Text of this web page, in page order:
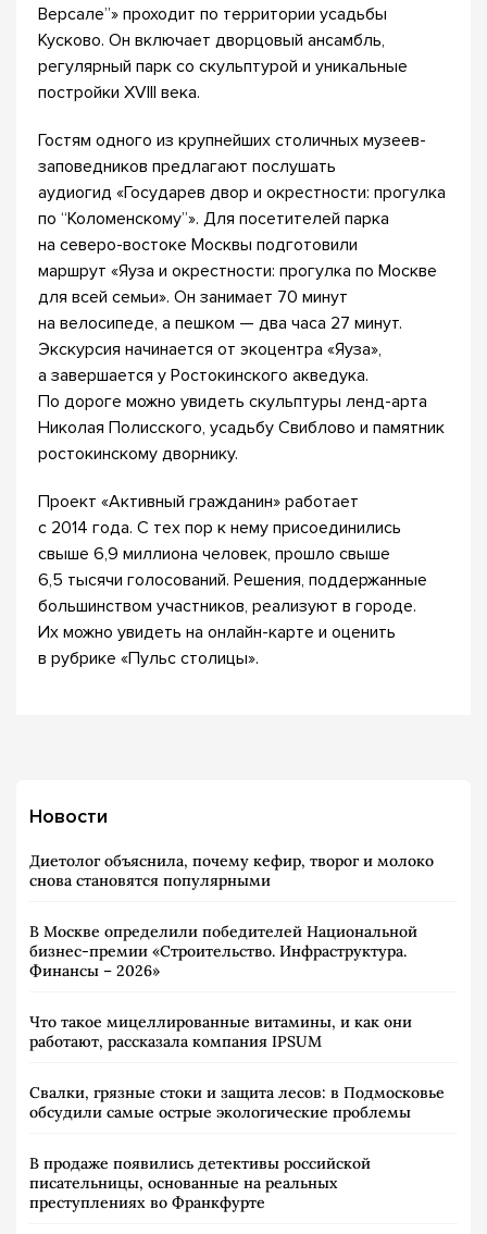
Версале”» проходит по территории усадьбы
Кусково. Он включает дворцовый ансамбль,
регулярный парк со скульптурой и уникальные
постройки XVIII века.
Гостям одного из крупнейших столичных музеев-
заповедников предлагают послушать
аудиогид «Государев двор и окрестности: прогулка
по “Коломенскому”». Для посетителей парка
на северо-востоке Москвы подготовили
маршрут «Яуза и окрестности: прогулка по Москве
для всей семьи». Он занимает 70 минут
на велосипеде, а пешком — два часа 27 минут.
Экскурсия начинается от экоцентра «Яуза»,
а завершается у Ростокинского акведука.
По дороге можно увидеть скульптуры ленд-арта
Николая Полисского, усадьбу Свиблово и памятник
ростокинскому дворнику.
Проект «Активный гражданин» работает
с 2014 года. С тех пор к нему присоединились
свыше 6,9 миллиона человек, прошло свыше
6,5 тысячи голосований. Решения, поддержанные
большинством участников, реализуют в городе.
Их можно увидеть на онлайн-карте и оценить
в рубрике «Пульс столицы».
Новости
Диетолог объяснила, почему кефир, творог и молоко
снова становятся популярными
В Москве определили победителей Национальной
бизнес-премии «Строительство. Инфраструктура.
Финансы – 2026»
Что такое мицеллированные витамины, и как они
работают, рассказала компания IPSUM
Свалки, грязные стоки и защита лесов: в Подмосковье
обсудили самые острые экологические проблемы
В продаже появились детективы российской
писательницы, основанные на реальных
преступлениях во Франкфурте